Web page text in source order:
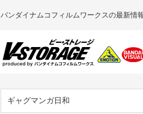
バンダイナムコフィルムワークスの最新情
ギャグマンガ日和